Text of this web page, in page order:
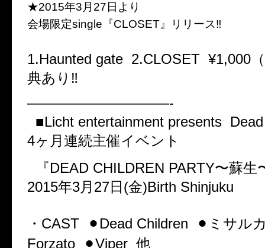
★2015年3月27日より
会場限定single『CLOSET』リリース‼︎
1.Haunted gate 2.CLOSET ¥1,000
典あり‼︎
——————————-
■Licht entertainment presents
4ヶ月連続主催イベント
『DEAD CHILDREN PARTY〜蘇生
2015年3月27日(金)Birth Shinjuku
・CAST ⚫︎Dead Children ⚫︎ミサル
Forzato ⚫︎Viper 他